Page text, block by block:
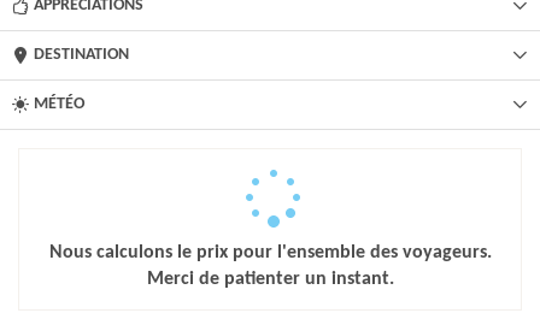
APPRÉCIATIONS
DESTINATION
MÉTÉO
Nous calculons le prix pour l'ensemble des voyageurs.
Merci de patienter un instant.